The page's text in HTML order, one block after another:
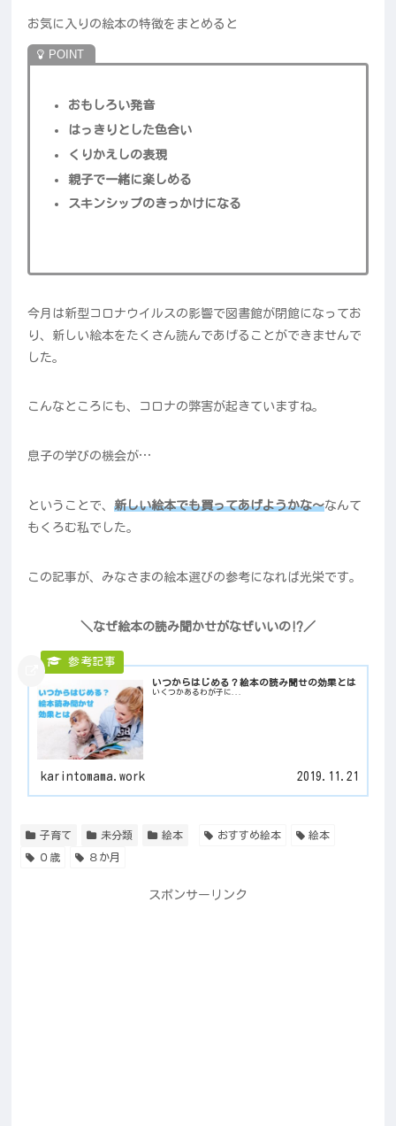
お気に入りの絵本の特徴をまとめると
おもしろい発音
はっきりとした色合い
くりかえしの表現
親子で一緒に楽しめる
スキンシップのきっかけになる
今月は新型コロナウイルスの影響で図書館が閉館になってお
り、新しい絵本をたくさん読んであげることができませんで
した。
こんなところにも、コロナの弊害が起きていますね。
息子の学びの機会が…
ということで、新しい絵本でも買ってあげようかな～なんて
もくろむ私でした。
この記事が、みなさまの絵本選びの参考になれば光栄です。
＼なぜ絵本の読み聞かせがなぜいいの⁉／
いつからはじめる？絵本の読み聞せの効果とは
いくつかあるわが子に...
karintomama.work 2019.11.21
子育て 未分類 絵本 おすすめ絵本 絵本
０歳 ８か月
スポンサーリンク